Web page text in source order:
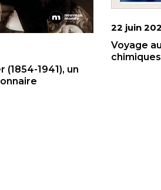
(1854-1941), un
22 juin
Voyage
chimiques